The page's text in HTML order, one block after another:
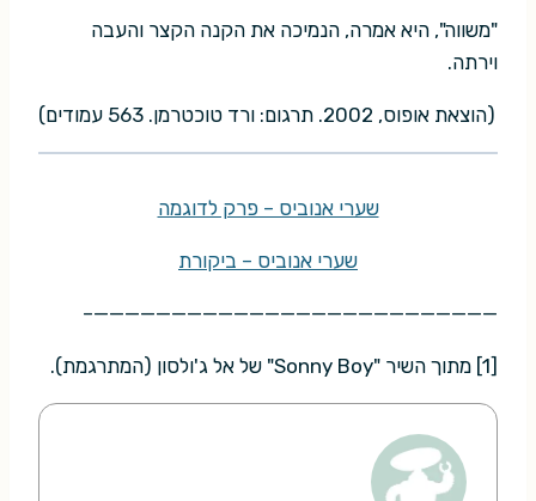
"משווה", היא אמרה, הנמיכה את הקנה הקצר והעבה
וירתה.
(הוצאת אופוס, 2002. תרגום: ורד טוכטרמן. 563 עמודים)
שערי אנוביס – פרק לדוגמה
שערי אנוביס – ביקורת
——————————————————————————–
[1] מתוך השיר "Sonny Boy" של אל ג'ולסון (המתרגמת).